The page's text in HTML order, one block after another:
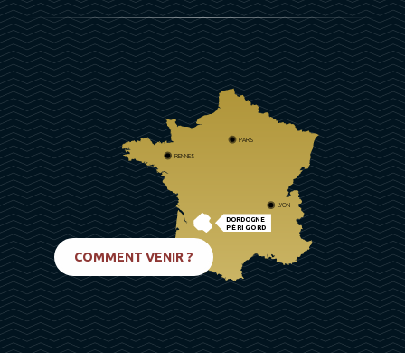
DORDOGNE
PÉRIGORD
PARIS
RENNES
LYON
COMMENT VENIR ?